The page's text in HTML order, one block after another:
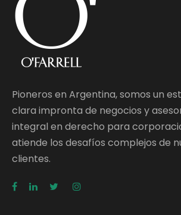
Pioneros en Argentina, somos un
clara impronta de negocios y
integral en derecho para
atiende los desafíos complejos de
clientes.